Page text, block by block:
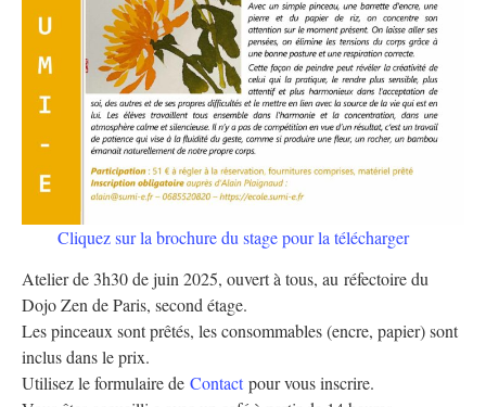
Cliquez sur la brochure du stage pour la télécharger
Atelier de 3h30 de juin 2025, ouvert à tous, au réfectoire du
Dojo Zen de Paris, second étage.
Les pinceaux sont prêtés, les consommables (encre, papier) sont
inclus dans le prix.
Utilisez le formulaire de Contactpour vous inscrire.